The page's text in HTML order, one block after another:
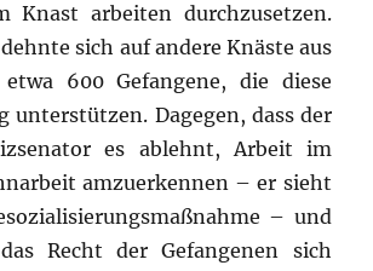
Knast arbeiten durchzusetzen.
sich auf andere Knäste aus
600 Gefangene, die diese
unterstützen. Dagegen, dass der
es ablehnt, Arbeit im
amzuerkennen – er sieht
– und
Recht der Gefangenen sich